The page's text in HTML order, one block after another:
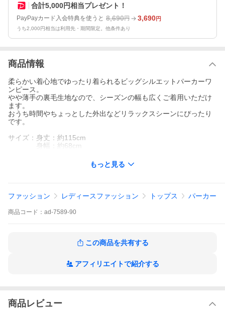
合計5,000円相当プレゼント！
PayPayカード入会特典を使うと 8,690円 3,690円
うち2,000円相当は利用先・期間限定。他条件あり
商品情報
柔らかい着心地でゆったり着られるビッグシルエットパーカーワ
ンピース。
やや薄手の裏毛生地なので、シーズンの幅も広くご着用いただけ
ます。
おうち時間やちょっとした外出などリラックスシーンにぴったり
です。
サイズ：身丈：約115cm
身幅：約68cm
もっと見る
ファッション レディースファッション トップス パーカー
商品 コード： ad-7589-90
この商品を共有する
アフィリエイトで紹介する
商品レビュー